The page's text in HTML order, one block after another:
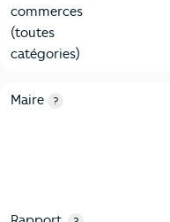
commerces
(toutes
catégories)
6-Politique
Critères
Maire ?